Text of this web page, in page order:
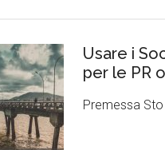
Usare i
per le PR
Premessa